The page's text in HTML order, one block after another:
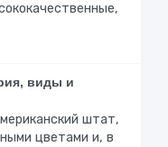
виды и
штат,
цветами и, в